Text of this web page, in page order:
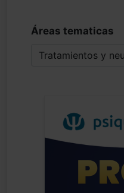
Áreas tematicas